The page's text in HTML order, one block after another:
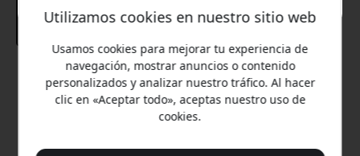
Precio recomendado
17.99 EUR
Utilizamos cookies en nuestro sitio web
Usamos cookies para mejorar tu experiencia de
navegación, mostrar anuncios o contenido
personalizados y analizar nuestro tráfico. Al hacer
clic en «Aceptar todo», aceptas nuestro uso de
cookies.